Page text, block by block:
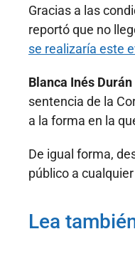
Gracias a las
reportó que no
se realizaría este
Blanca Inés Durán
sentencia de la
a la forma en la
De igual forma,
público a
Lea